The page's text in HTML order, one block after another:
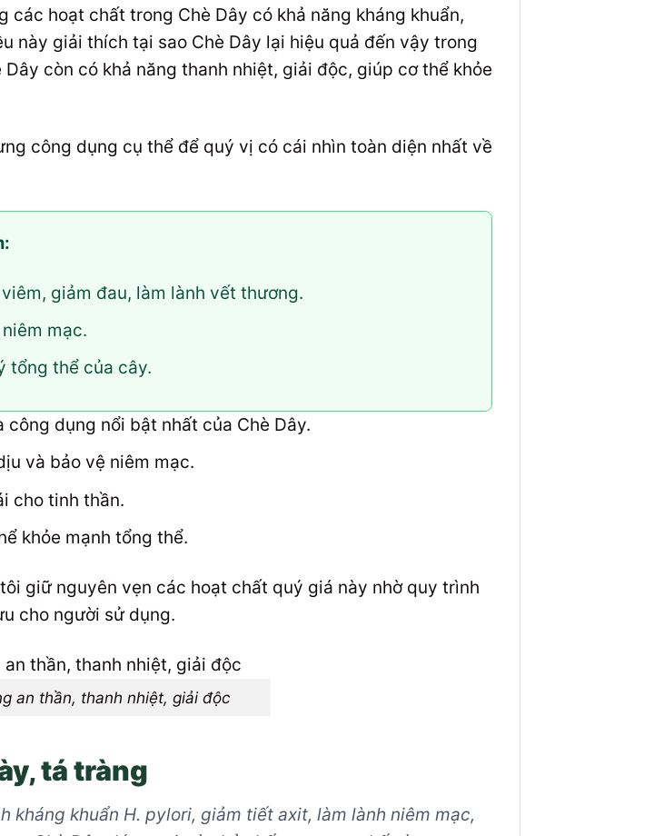
hoạt chất trong Chè Dây có khả năng kháng khuẩn,
này giải thích tại sao Chè Dây lại hiệu quả đến vậy trong
còn có khả năng thanh nhiệt, giải độc, giúp cơ thể khỏe
công dụng cụ thể để quý vị có cái nhìn toàn diện nhất về
giảm đau, làm lành vết thương.
mạc.
tổng thể của cây.
công dụng nổi bật nhất của Chè Dây.
và bảo vệ niêm mạc.
cho tinh thần.
khỏe mạnh tổng thể.
giữ nguyên vẹn các hoạt chất quý giá này nhờ quy trình
cho người sử dụng.
an thần, thanh nhiệt, giải độc
tá tràng
khuẩn H. pylori, giảm tiết axit, làm lành niêm mạc,